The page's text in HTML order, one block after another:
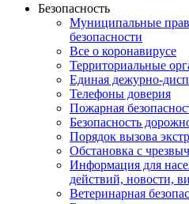
Безопасность
Муниципальные
безопасности
Все о коронавирусе
Территориальные
Единая дежурно-
Телефоны доверия
Пожарная
Безопасность
Порядок вызова
Обстановка с
Информация для
действий, новости,
Ветеринарная